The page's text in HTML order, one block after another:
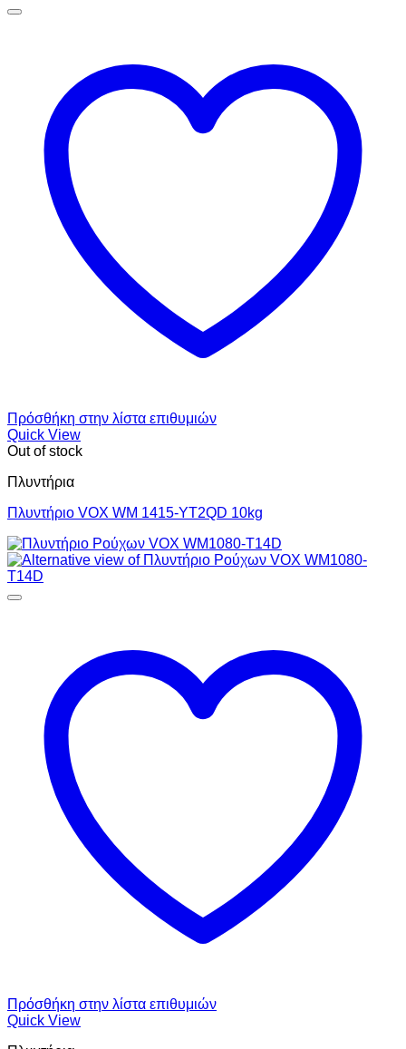
Πρόσθήκη στην λίστα επιθυμιών
Quick View
Out of stock
Πλυντήρια
Πλυντήριο VOX WM 1415-YT2QD 10kg
Πρόσθήκη στην λίστα επιθυμιών
Quick View